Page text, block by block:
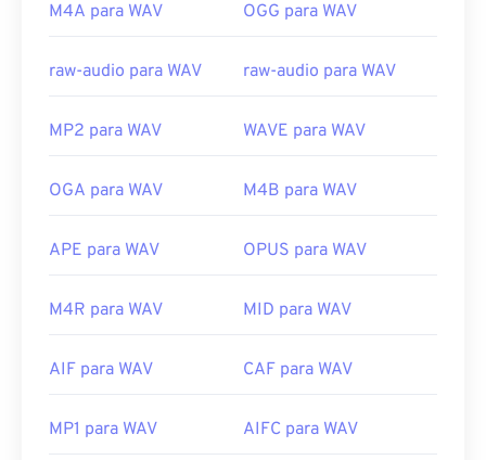
M4A para WAV OGG para WAV
raw-audio para WAV raw-audio para WAV
MP2 para WAV WAVE para WAV
OGA para WAV M4B para WAV
APE para WAV OPUS para WAV
M4R para WAV MID para WAV
AIF para WAV CAF para WAV
MP1 para WAV AIFC para WAV